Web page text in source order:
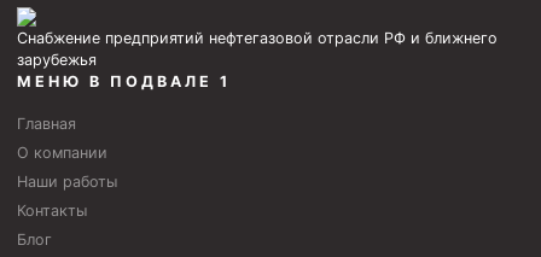
Стропы канатные
Стропы цепные
Элементы линии обвязки
Снабжение предприятий нефтегазовой отрасли РФ и ближнего
зарубежья
МЕНЮ В ПОДВАЛЕ 1
Главная
О компании
Наши работы
Контакты
Блог